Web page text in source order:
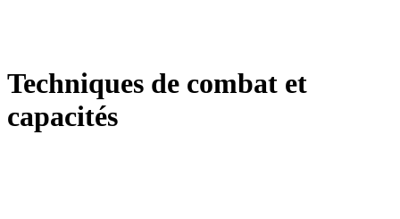
Techniques de combat et
capacités